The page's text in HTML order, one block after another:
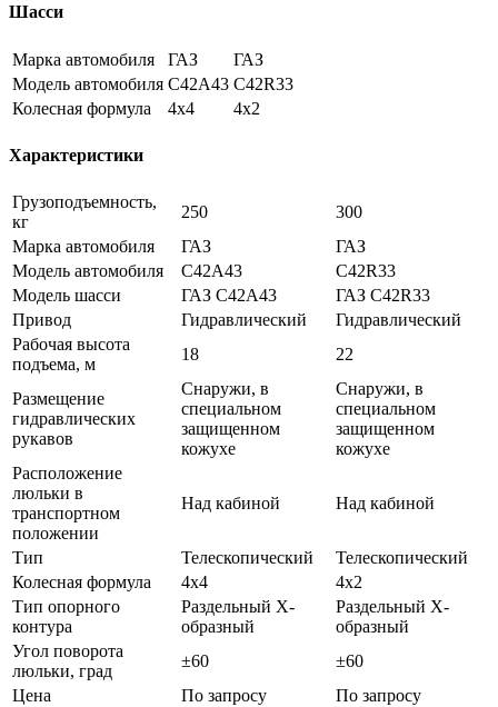
Шасси
Марка автомобиля ГАЗ
ГАЗ
Модель автомобиля C42A43 C42R33
Колесная формула
4x4 4x2
Характеристики
Грузоподъемность,
кг
250
300
Марка автомобиля
ГАЗ
ГАЗ
Модель автомобиля
C42A43
C42R33
Модель шасси
ГАЗ C42A43
ГАЗ C42R33
Привод
Гидравлический
Гидравлический
Рабочая высота
подъема, м
18 22
Размещение
гидравлических
рукавов
Снаружи, в
специальном
защищенном
кожухе
Снаружи, в
специальном
защищенном
кожухе
Расположение
люльки в
транспортном
положении
Над кабиной Над кабиной
Тип Телескопический
Телескопический
Колесная формула
4x4
4x2
Тип опорного
контура
Раздельный Х-
образный
Раздельный Х-
образный
Угол поворота
люльки, град
±60
±60
Цена
По запросу
По запросу